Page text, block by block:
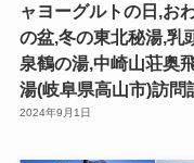
ャヨーグルトの日,お
の盆,冬の東北秘湯,乳
泉鶴の湯,中崎山荘奥
湯(岐阜県高山市)訪問
2024年9月1日